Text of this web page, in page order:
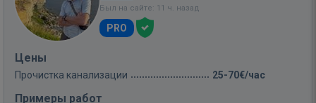
Был на сайте: 11 ч. назад
PRO
Цены
Прочистка канализации 25-70€/час
Примеры работ